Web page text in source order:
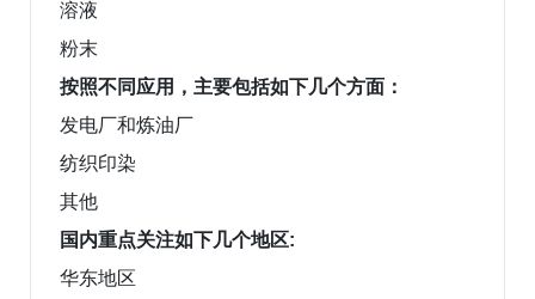
溶液
粉末
按照不同应用，主要包括如下几个方面：
发电厂和炼油厂
纺织印染
其他
国内重点关注如下几个地区:
华东地区